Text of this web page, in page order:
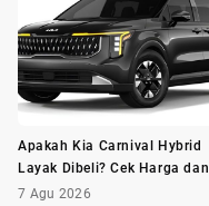
Apakah Kia Carnival Hybrid
Layak Dibeli? Cek Harga dan
Minusnya Dulu
7 Agu 2026